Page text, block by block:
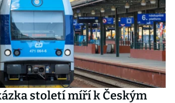
století míří k Českým